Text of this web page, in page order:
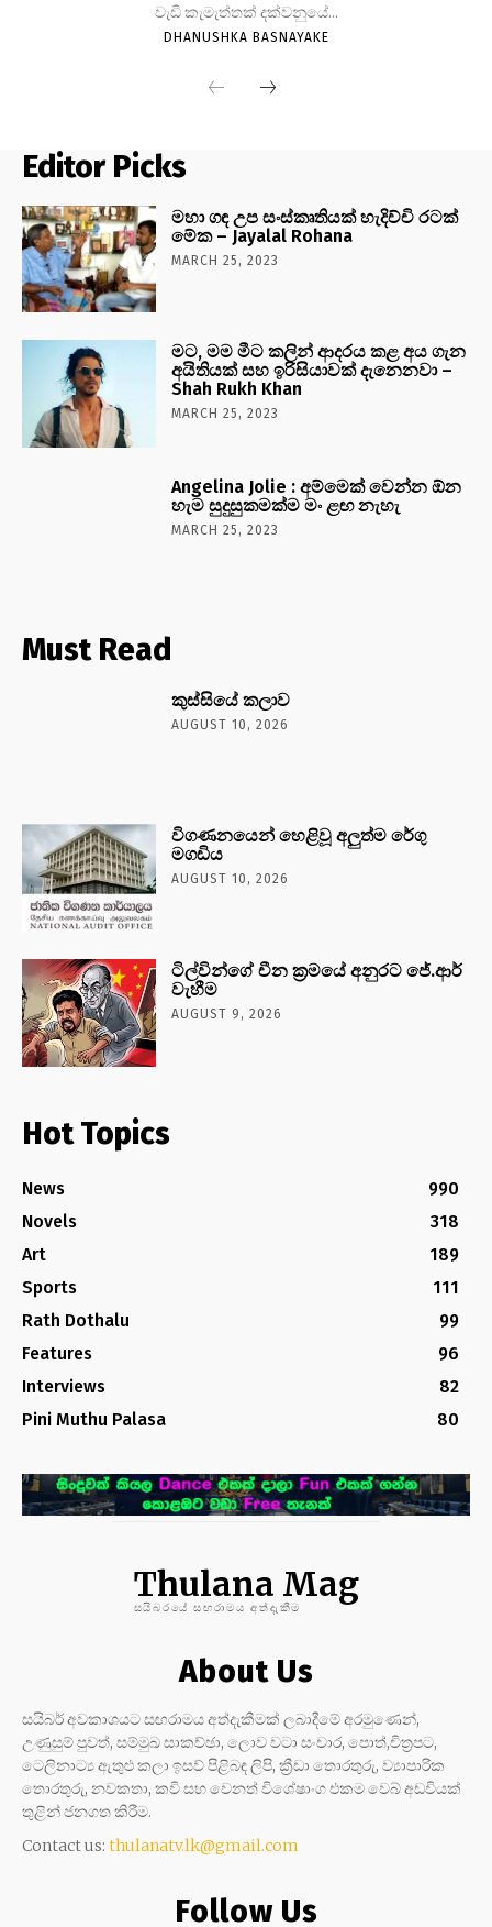
වැඩි කැමැත්තක් දක්වනුයේ...
DHANUSHKA BASNAYAKE
Editor Picks
මහා ගඳ උප සංස්කෘතියක් හැදිච්චි රටක්
මේක – Jayalal Rohana
MARCH 25, 2023
මට, මම මීට කලින් ආදරය කළ අය ගැන
අයිතියක් සහ ඉරිසියාවක් දැනෙනවා –
Shah Rukh Khan
MARCH 25, 2023
Angelina Jolie : අම්මෙක් වෙන්න ඕන
හැම සුදුසුකමක්ම මං ළඟ නැහැ
MARCH 25, 2023
Must Read
කුස්සියේ කලාව
AUGUST 10, 2026
විගණනයෙන් හෙළිවූ අලුත්ම රේගු
මගඩිය
AUGUST 10, 2026
ටිල්වින්ගේ චීන ක්‍රමයේ අනුරට ජේ.ආර්
වැහීම
AUGUST 9, 2026
Hot Topics
News
990
Novels
318
Art
189
Sports
111
Rath Dothalu
99
Features
96
Interviews
82
Pini Muthu Palasa
80
Thulana Mag
සයිබරයේ සඟරාමය අත්දැකීම
About Us
සයිබර් අවකාශයට සඟරාමය අත්දැකීමක් ලබාදීමේ අරමුණෙන්,
උණුසුම් පුවත්, සම්මුඛ සාකච්ඡා, ලොව වටා සංචාර, පොත්,චිත්‍රපට,
ටෙලිනාට්‍ය ඇතුළු කලා ඉසව් පිළිබඳ ලිපි, ක්‍රීඩා තොරතුරු, ව්‍යාපාරික
තොරතුරු, නවකතා, කවි සහ වෙනත් විශේෂාංග එකම වෙබ් අඩවියක්
තුළින් ජනගත කිරීම.
Contact us: thulanatv.lk@gmail.com
Follow Us